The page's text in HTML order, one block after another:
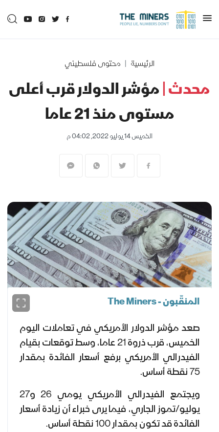
الرئيسية محتوى فلسطيني
محدث |مؤشر الدولار قرب أعلى
مستوى منذ 21 عاما
الخميس 14 يوليو 2022, 04:02 م
المنقّبون - The Miners
صعد مؤشر الدولار الأمريكي في تعاملات اليوم
الخميس، قرب ذروة 21 عاما، وسط توقعات بقيام
الفيدرالي الأمريكي برفع أسعار الفائدة بمقدار
75 نقطة أساس.
ويجتمع الفيدرالي الأمريكي يومي 26 و27
يوليو/تموز الجاري، فيما يرى خبراء أن زيادة أسعار
الفائدة قد تكون بمقدار 100 نقطة أساس.